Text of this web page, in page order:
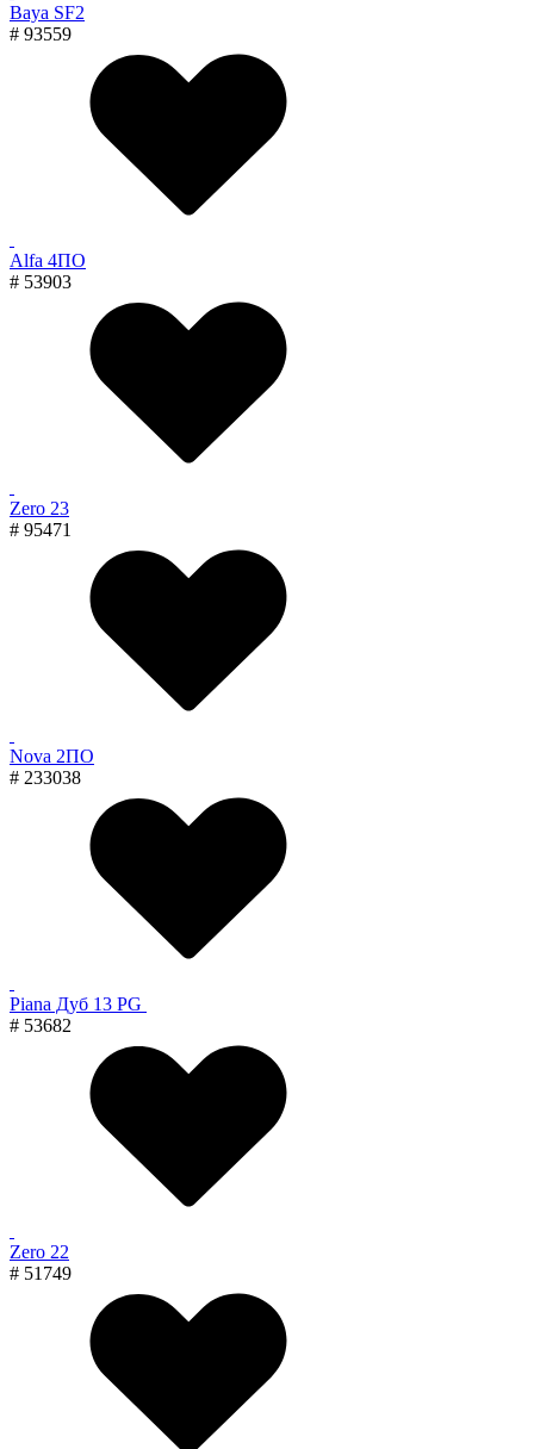
Baya SF2
# 93559
Alfa 4ПО
# 53903
Zero 23
# 95471
Nova 2ПО
# 233038
Piana Дуб 13 PG
# 53682
Zero 22
# 51749